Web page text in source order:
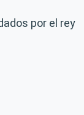
por el rey